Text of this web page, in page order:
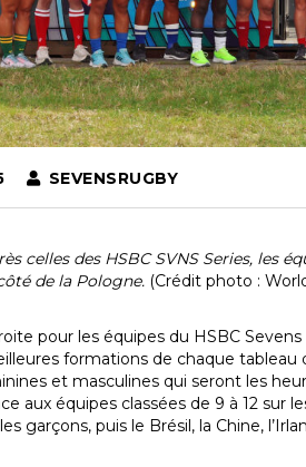
SEVENSRUGBY
celles des HSBC SVNS Series, les
de la Pologne. (Crédit photo :
pour les équipes du HSBC
formations de chaque
et masculines qui seront les
aux équipes classées de 9 à 12 sur
garçons, puis le Brésil, la Chine,